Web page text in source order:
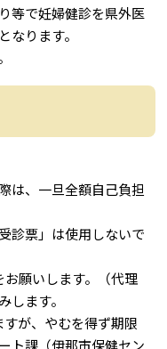
等で妊婦健診を県外医
なります。
は、一旦全額自己負担
診票」は使用しないで
願いします。（代理
します。
が、やむを得ず期限
ト課（伊那市保健セン